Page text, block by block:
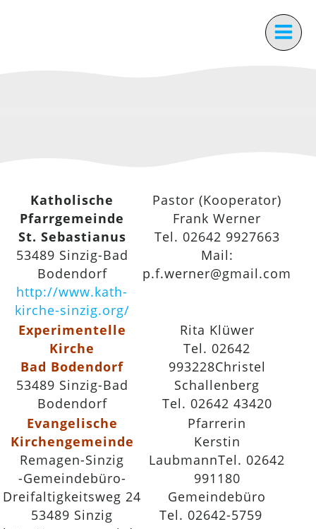
Katholische
Pfarrgemeinde
St. Sebastianus
53489 Sinzig-Bad
Bodendorf
http://www.kath-
kirche-sinzig.org/
Pastor (Kooperator)
Frank Werner
Tel. 02642 9927663
Mail:
p.f.werner@gmail.com
Experimentelle
Kirche
Bad Bodendorf
53489 Sinzig-Bad
Bodendorf
Rita Klüwer
Tel. 02642
993228Christel
Schallenberg
Tel. 02642 43420
Evangelische
Kirchengemeinde
Remagen-Sinzig
-Gemeindebüro-
Dreifaltigkeitsweg 24
53489 Sinzig
Pfarrerin
Kerstin
LaubmannTel. 02642
991180
Gemeindebüro
Tel. 02642-5759